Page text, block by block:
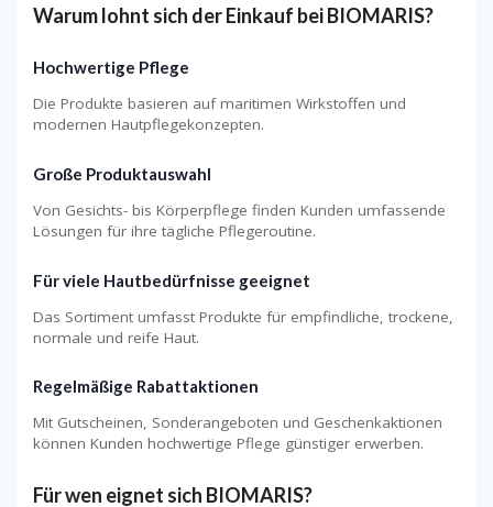
Warum lohnt sich der Einkauf bei BIOMARIS?
Hochwertige Pflege
Die Produkte basieren auf maritimen Wirkstoffen und
modernen Hautpflegekonzepten.
Große Produktauswahl
Von Gesichts- bis Körperpflege finden Kunden umfassende
Lösungen für ihre tägliche Pflegeroutine.
Für viele Hautbedürfnisse geeignet
Das Sortiment umfasst Produkte für empfindliche, trockene,
normale und reife Haut.
Regelmäßige Rabattaktionen
Mit Gutscheinen, Sonderangeboten und Geschenkaktionen
können Kunden hochwertige Pflege günstiger erwerben.
Für wen eignet sich BIOMARIS?